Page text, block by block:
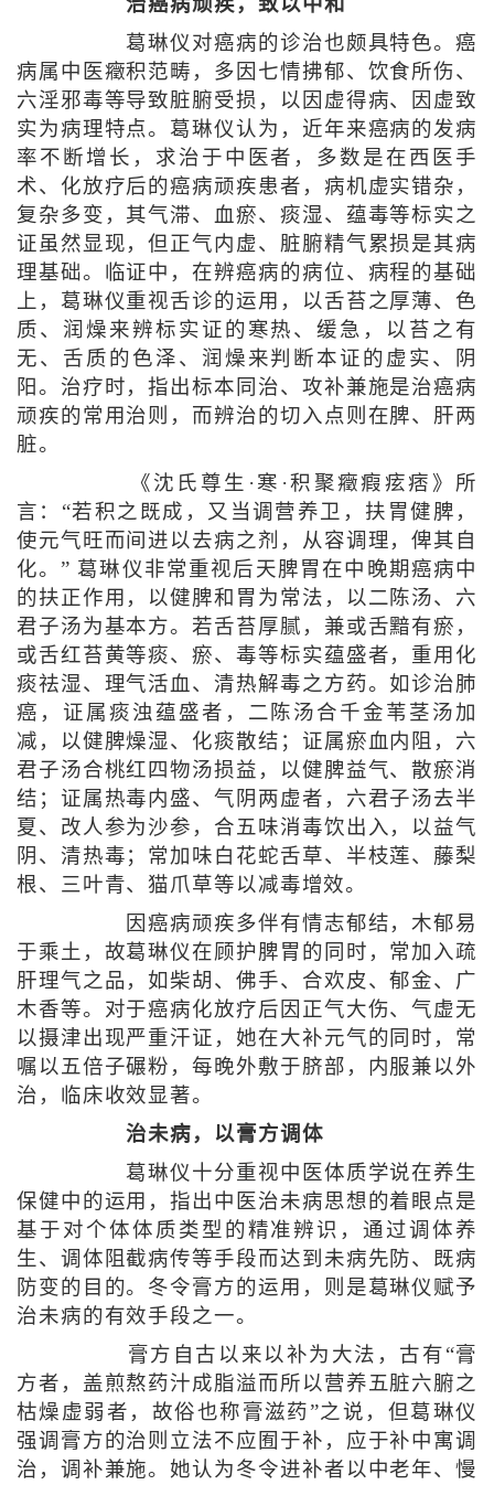
治癌病顽疾，致以中和
葛琳仪对癌病的诊治也颇具特色。癌
病属中医癥积范畴，多因七情拂郁、饮食所伤、
六淫邪毒等导致脏腑受损，以因虚得病、因虚致
实为病理特点。葛琳仪认为，近年来癌病的发病
率不断增长，求治于中医者，多数是在西医手
术、化放疗后的癌病顽疾患者，病机虚实错杂，
复杂多变，其气滞、血瘀、痰湿、蕴毒等标实之
证虽然显现，但正气内虚、脏腑精气累损是其病
理基础。临证中，在辨癌病的病位、病程的基础
上，葛琳仪重视舌诊的运用，以舌苔之厚薄、色
质、润燥来辨标实证的寒热、缓急，以苔之有
无、舌质的色泽、润燥来判断本证的虚实、阴
阳。治疗时，指出标本同治、攻补兼施是治癌病
顽疾的常用治则，而辨治的切入点则在脾、肝两
脏。
《沈氏尊生·寒·积聚癥瘕痃痞》所
言：“若积之既成，又当调营养卫，扶胃健脾，
使元气旺而间进以去病之剂，从容调理，俾其自
化。” 葛琳仪非常重视后天脾胃在中晚期癌病中
的扶正作用，以健脾和胃为常法，以二陈汤、六
君子汤为基本方。若舌苔厚腻，兼或舌黯有瘀，
或舌红苔黄等痰、瘀、毒等标实蕴盛者，重用化
痰祛湿、理气活血、清热解毒之方药。如诊治肺
癌，证属痰浊蕴盛者，二陈汤合千金苇茎汤加
减，以健脾燥湿、化痰散结；证属瘀血内阻，六
君子汤合桃红四物汤损益，以健脾益气、散瘀消
结；证属热毒内盛、气阴两虚者，六君子汤去半
夏、改人参为沙参，合五味消毒饮出入，以益气
阴、清热毒；常加味白花蛇舌草、半枝莲、藤梨
根、三叶青、猫爪草等以减毒增效。
因癌病顽疾多伴有情志郁结，木郁易
于乘土，故葛琳仪在顾护脾胃的同时，常加入疏
肝理气之品，如柴胡、佛手、合欢皮、郁金、广
木香等。对于癌病化放疗后因正气大伤、气虚无
以摄津出现严重汗证，她在大补元气的同时，常
嘱以五倍子碾粉，每晚外敷于脐部，内服兼以外
治，临床收效显著。
治未病，以膏方调体
葛琳仪十分重视中医体质学说在养生
保健中的运用，指出中医治未病思想的着眼点是
基于对个体体质类型的精准辨识，通过调体养
生、调体阻截病传等手段而达到未病先防、既病
防变的目的。冬令膏方的运用，则是葛琳仪赋予
治未病的有效手段之一。
膏方自古以来以补为大法，古有“膏
方者，盖煎熬药汁成脂溢而所以营养五脏六腑之
枯燥虚弱者，故俗也称膏滋药”之说，但葛琳仪
强调膏方的治则立法不应囿于补，应于补中寓调
治，调补兼施。她认为冬令进补者以中老年、慢